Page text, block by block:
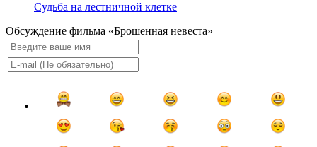
Судьба на лестничной клетке
Обсуждение фильма «Брошенная невеста»